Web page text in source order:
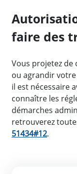
faire des
Vous projetez
ou agrandir
il est nécessaire
connaître les
démarches
retrouverez
51434#12.